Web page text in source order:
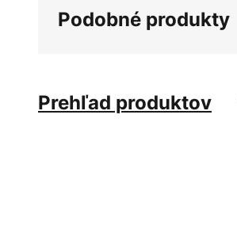
obrázkov
Podobné produkty
Prehľad produktov